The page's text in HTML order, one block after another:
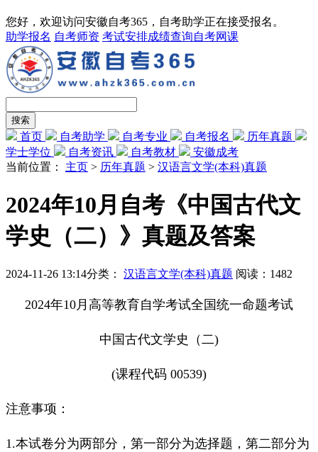
您好，欢迎访问安徽自考365，自考助学正在接受报名。
助学报名 自考师资 考试安排成绩查询自考网课
首页 自考助学 自考专业 自考报名
历年真题
学士学位
自考资讯 自考教材
安徽成考
当前位置： 主页 > 历年真题 > 汉语言文学(本科)真题
2024年10月自考《中国古代文
学史（二）》真题及答案
2024-11-26 13:14分类： 汉语言文学(本科)真题 阅读： 1482
2024年10月高等教育自学考试全国统一命题考试
中国古代文学史（二)
(课程代码 00539)
注意事项：
1.本试卷分为两部分，第一部分为选择题，第二部分为